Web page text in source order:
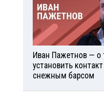
Иван Пажетнов — о
установить
снежным барсом